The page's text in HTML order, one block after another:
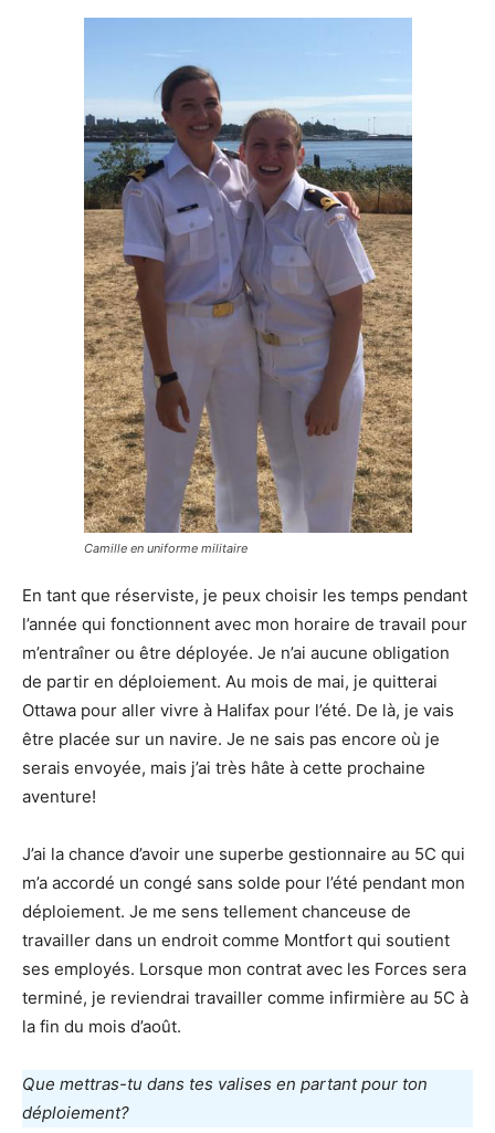
Camille en uniforme militaire
En tant que réserviste, je peux choisir les temps pendant
l’année qui fonctionnent avec mon horaire de travail pour
m’entraîner ou être déployée. Je n’ai aucune obligation
de partir en déploiement. Au mois de mai, je quitterai
Ottawa pour aller vivre à Halifax pour l’été. De là, je vais
être placée sur un navire. Je ne sais pas encore où je
serais envoyée, mais j’ai très hâte à cette prochaine
aventure!
J’ai la chance d’avoir une superbe gestionnaire au 5C qui
m’a accordé un congé sans solde pour l’été pendant mon
déploiement. Je me sens tellement chanceuse de
travailler dans un endroit comme Montfort qui soutient
ses employés. Lorsque mon contrat avec les Forces sera
terminé, je reviendrai travailler comme infirmière au 5C à
la fin du mois d’août.
Que mettras-tu dans tes valises en partant pour ton
déploiement?